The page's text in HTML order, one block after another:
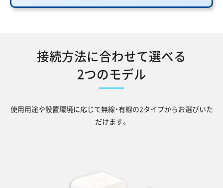
接続方法に合わせて選べる
2つのモデル
使用用途や設置環境に応じて無線・有線の2タイプからお選びいた
だけます。